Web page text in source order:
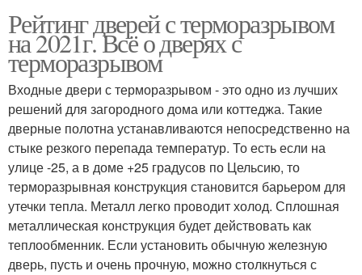
Рейтинг дверей с терморазрывом
на 2021г. Всё о дверях с
терморазрывом
Входные двери с терморазрывом - это одно из лучших
решений для загородного дома или коттеджа. Такие
дверные полотна устанавливаются непосредственно на
стыке резкого перепада температур. То есть если на
улице -25, а в доме +25 градусов по Цельсию, то
терморазрывная конструкция становится барьером для
утечки тепла. Металл легко проводит холод. Сплошная
металлическая конструкция будет действовать как
теплообменник. Если установить обычную железную
дверь, пусть и очень прочную, можно столкнуться с